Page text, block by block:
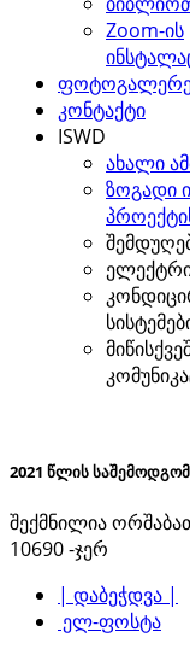
Zoom-ის
კონტაქტი
ISWD
ახალი
ზოგადი
2021 წლის
შექმნილია
10690 -ჯერ
| დაბეჭდვა |
ელ-ფოსტა